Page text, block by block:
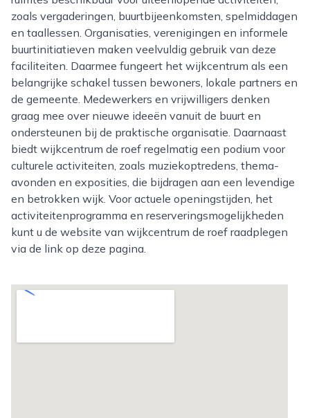
zoals vergaderingen, buurtbijeenkomsten, spelmiddagen
en taallessen. Organisaties, verenigingen en informele
buurtinitiatieven maken veelvuldig gebruik van deze
faciliteiten. Daarmee fungeert het wijkcentrum als een
belangrijke schakel tussen bewoners, lokale partners en
de gemeente. Medewerkers en vrijwilligers denken
graag mee over nieuwe ideeën vanuit de buurt en
ondersteunen bij de praktische organisatie. Daarnaast
biedt wijkcentrum de roef regelmatig een podium voor
culturele activiteiten, zoals muziekoptredens, thema-
avonden en exposities, die bijdragen aan een levendige
en betrokken wijk. Voor actuele openingstijden, het
activiteitenprogramma en reserveringsmogelijkheden
kunt u de website van wijkcentrum de roef raadplegen
via de link op deze pagina.